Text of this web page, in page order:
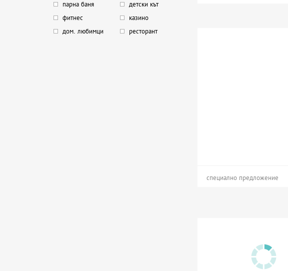
парна баня
детски кът
фитнес
казино
дом. любимци
ресторант
специално предложение